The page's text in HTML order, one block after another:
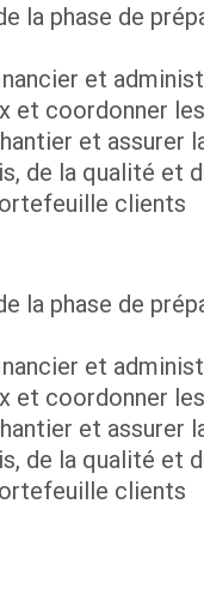
la phase de
et
et coordonner
et assurer
de la qualité et
clients
la phase de
et
et coordonner
et assurer
de la qualité et
clients